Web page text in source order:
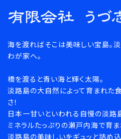
海を渡ればそこは美味しい宝島。
わが家へ。
橋を渡ると青い海と輝く太陽。
淡路島の大自然によって育まれた
さ！
日本一甘いといわれる自慢の淡路
ミネラルたっぷりの瀬戸内海で育ま
淡路島の美味しいをギュッと詰め